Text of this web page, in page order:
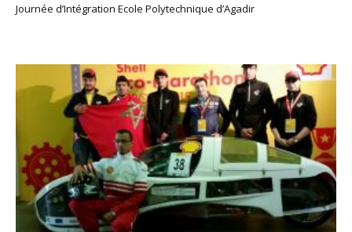
Journée d’Intégration Ecole Polytechnique d’Agadir